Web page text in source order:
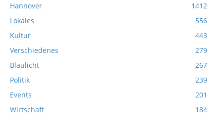
Hannover
1412
Lokales
556
Kultur
443
Verschiedenes
279
Blaulicht
267
Politik
239
Events
201
Wirtschaft
184